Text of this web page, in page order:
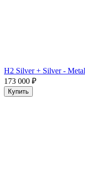
H2 Silver + Silver -
173 000 ₽
Купить